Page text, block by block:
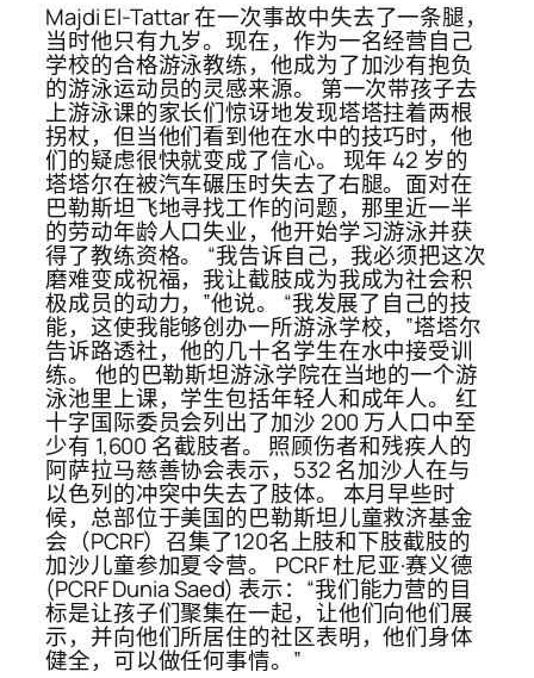
Majdi El-Tattar 在一次事故中失去了一条腿，
当时他只有九岁。现在，作为一名经营自己
学校的合格游泳教练，他成为了加沙有抱负
的游泳运动员的灵感来源。 第一次带孩子去
上游泳课的家长们惊讶地发现塔塔拄着两根
拐杖，但当他们看到他在水中的技巧时，他
们的疑虑很快就变成了信心。 现年 42 岁的
塔塔尔在被汽车碾压时失去了右腿。面对在
巴勒斯坦飞地寻找工作的问题，那里近一半
的劳动年龄人口失业，他开始学习游泳并获
得了教练资格。 “我告诉自己，我必须把这次
磨难变成祝福，我让截肢成为我成为社会积
极成员的动力，”他说。 “我发展了自己的技
能，这使我能够创办一所游泳学校，”塔塔尔
告诉路透社，他的几十名学生在水中接受训
练。 他的巴勒斯坦游泳学院在当地的一个游
泳池里上课，学生包括年轻人和成年人。 红
十字国际委员会列出了加沙 200 万人口中至
少有 1,600 名截肢者。 照顾伤者和残疾人的
阿萨拉马慈善协会表示，532 名加沙人在与
以色列的冲突中失去了肢体。 本月早些时
候，总部位于美国的巴勒斯坦儿童救济基金
会（PCRF）召集了120名上肢和下肢截肢的
加沙儿童参加夏令营。 PCRF 杜尼亚·赛义德
(PCRF Dunia Saed) 表示：“我们能力营的目
标是让孩子们聚集在一起，让他们向他们展
示，并向他们所居住的社区表明，他们身体
健全，可以做任何事情。”